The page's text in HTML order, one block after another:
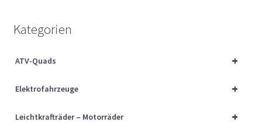
Über uns
Kategorien
+
ATV-Quads
+
Elektrofahrzeuge
+
Leichtkrafträder – Motorräder